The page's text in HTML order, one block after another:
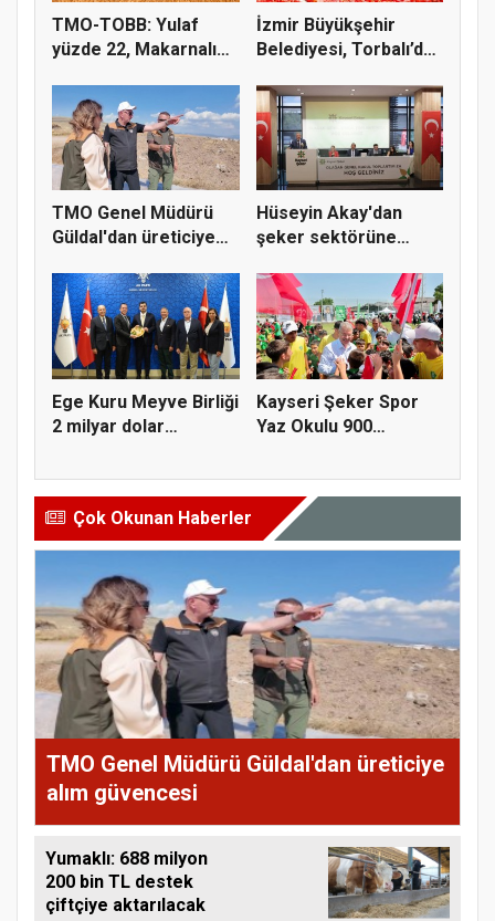
TMO-TOBB: Yulaf
yüzde 22, Makarnalık
İzmir Büyükşehir
Belediyesi, Torbalı’da
TMO Genel Müdürü
Güldal'dan üreticiye
Hüseyin Akay'dan
şeker sektörüne
Ege Kuru Meyve Birliği
2 milyar dolar
Kayseri Şeker Spor
Yaz Okulu 900
Çok Okunan Haberler
TMO Genel Müdürü Güldal'dan üreticiye
alım güvencesi
Yumaklı: 688 milyon
200 bin TL destek
çiftçiye aktarılacak